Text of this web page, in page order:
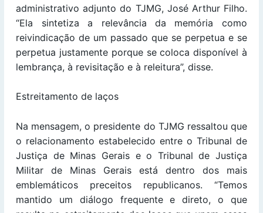
administrativo adjunto do TJMG, José Arthur Filho.
“Ela sintetiza a relevância da memória como
reivindicação de um passado que se perpetua e se
perpetua justamente porque se coloca disponível à
lembrança, à revisitação e à releitura”, disse.
Estreitamento de laços
Na mensagem, o presidente do TJMG ressaltou que
o relacionamento estabelecido entre o Tribunal de
Justiça de Minas Gerais e o Tribunal de Justiça
Militar de Minas Gerais está dentro dos mais
emblemáticos preceitos republicanos. “Temos
mantido um diálogo frequente e direto, o que